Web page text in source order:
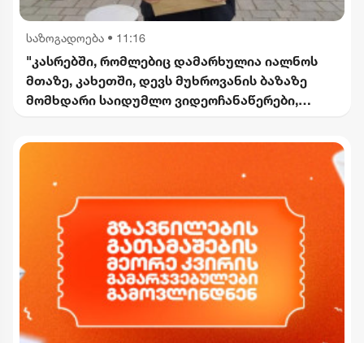
საზოგადოება • 11:16
"კასრებში, რომლებიც დამარხულია იალნოს
მთაზე, კახეთში, დევს მუხროვანის ბაზაზე
მომხდარი საიდუმლო ვიდეოჩანაწერები,